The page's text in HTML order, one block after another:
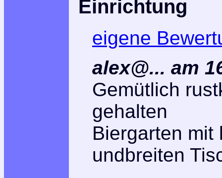
Einrichtung
eigene
alex@... am
Gemütlich
gehalten
Biergarten mit
undbreiten